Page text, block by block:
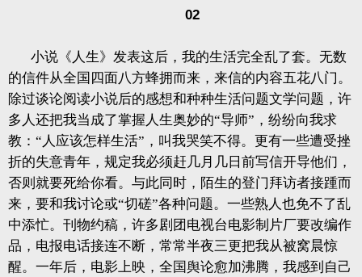
02
小说《人生》发表这后，我的生活完全乱了套。无数
的信件从全国四面八方蜂拥而来，来信的内容五花八门。
除过谈论阅读小说后的感想和种种生活问题文学问题，许
多人还把我当成了掌握人生奥妙的“导师”，纷纷向我求
教：“人应该怎样生活”，叫我哭笑不得。更有一些遭受挫
折的失意青年，规定我必须赶几月几日前写信开导他们，
否则就要死给你看。与此同时，陌生的登门拜访者接踵而
来，要和我讨论或“切磋”各种问题。一些熟人也免不了乱
中添忙。刊物约稿，许多剧团电视台电影制片厂要改编作
品，电报电话接连不断，常常半夜三更把我从被窝晨惊
醒。一年后，电影上映，全国舆论愈加沸腾，我感到自己